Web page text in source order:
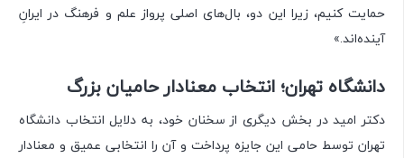
حمایت کنیم، زیرا این دو، بال‌های اصلی پرواز علم و فرهنگ در ایرانِ
آینده‌اند.»
دانشگاه تهران؛ انتخاب معنادار حامیان بزرگ
دکتر امید در بخش دیگری از سخنان خود، به دلایل انتخاب دانشگاه
تهران توسط حامی این جایزه پرداخت و آن را انتخابی عمیق و معنادار